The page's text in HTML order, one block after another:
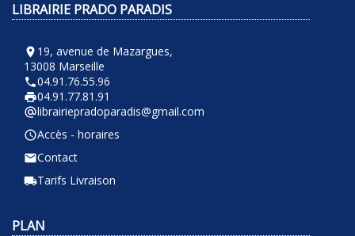
LIBRAIRIE PRADO PARADIS
room 19, avenue de Mazargues,
13008 Marseille
phone04.91.76.55.96
local_printshop04.91.77.81.91
alternate_emaillibrairiepradoparadis@gmail.com
query_builderAccès - horaires
emailContact
local_shippingTarifs Livraison
PLAN